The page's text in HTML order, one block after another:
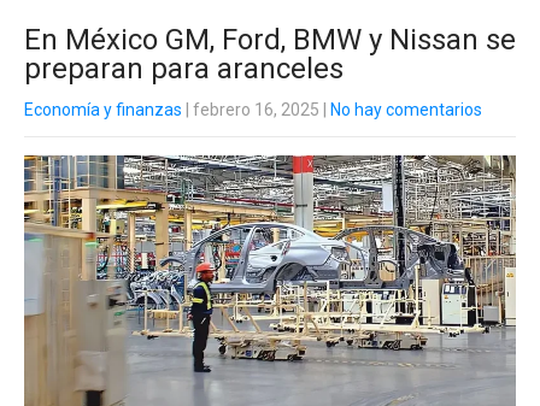
En México GM, Ford, BMW y Nissan se
preparan para aranceles
Economía y finanzas | febrero 16, 2025 No hay comentarios